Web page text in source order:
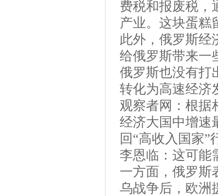
费税和报废税，
产业。这块蛋糕
此外，俄罗斯经
给俄罗斯带来一
俄罗斯也没有打
转化为高速经济
观察者网：根据
经济大国中增速
回“高收入国家
李恩临：这可能
一方面，俄罗斯
乌战争后，欧洲